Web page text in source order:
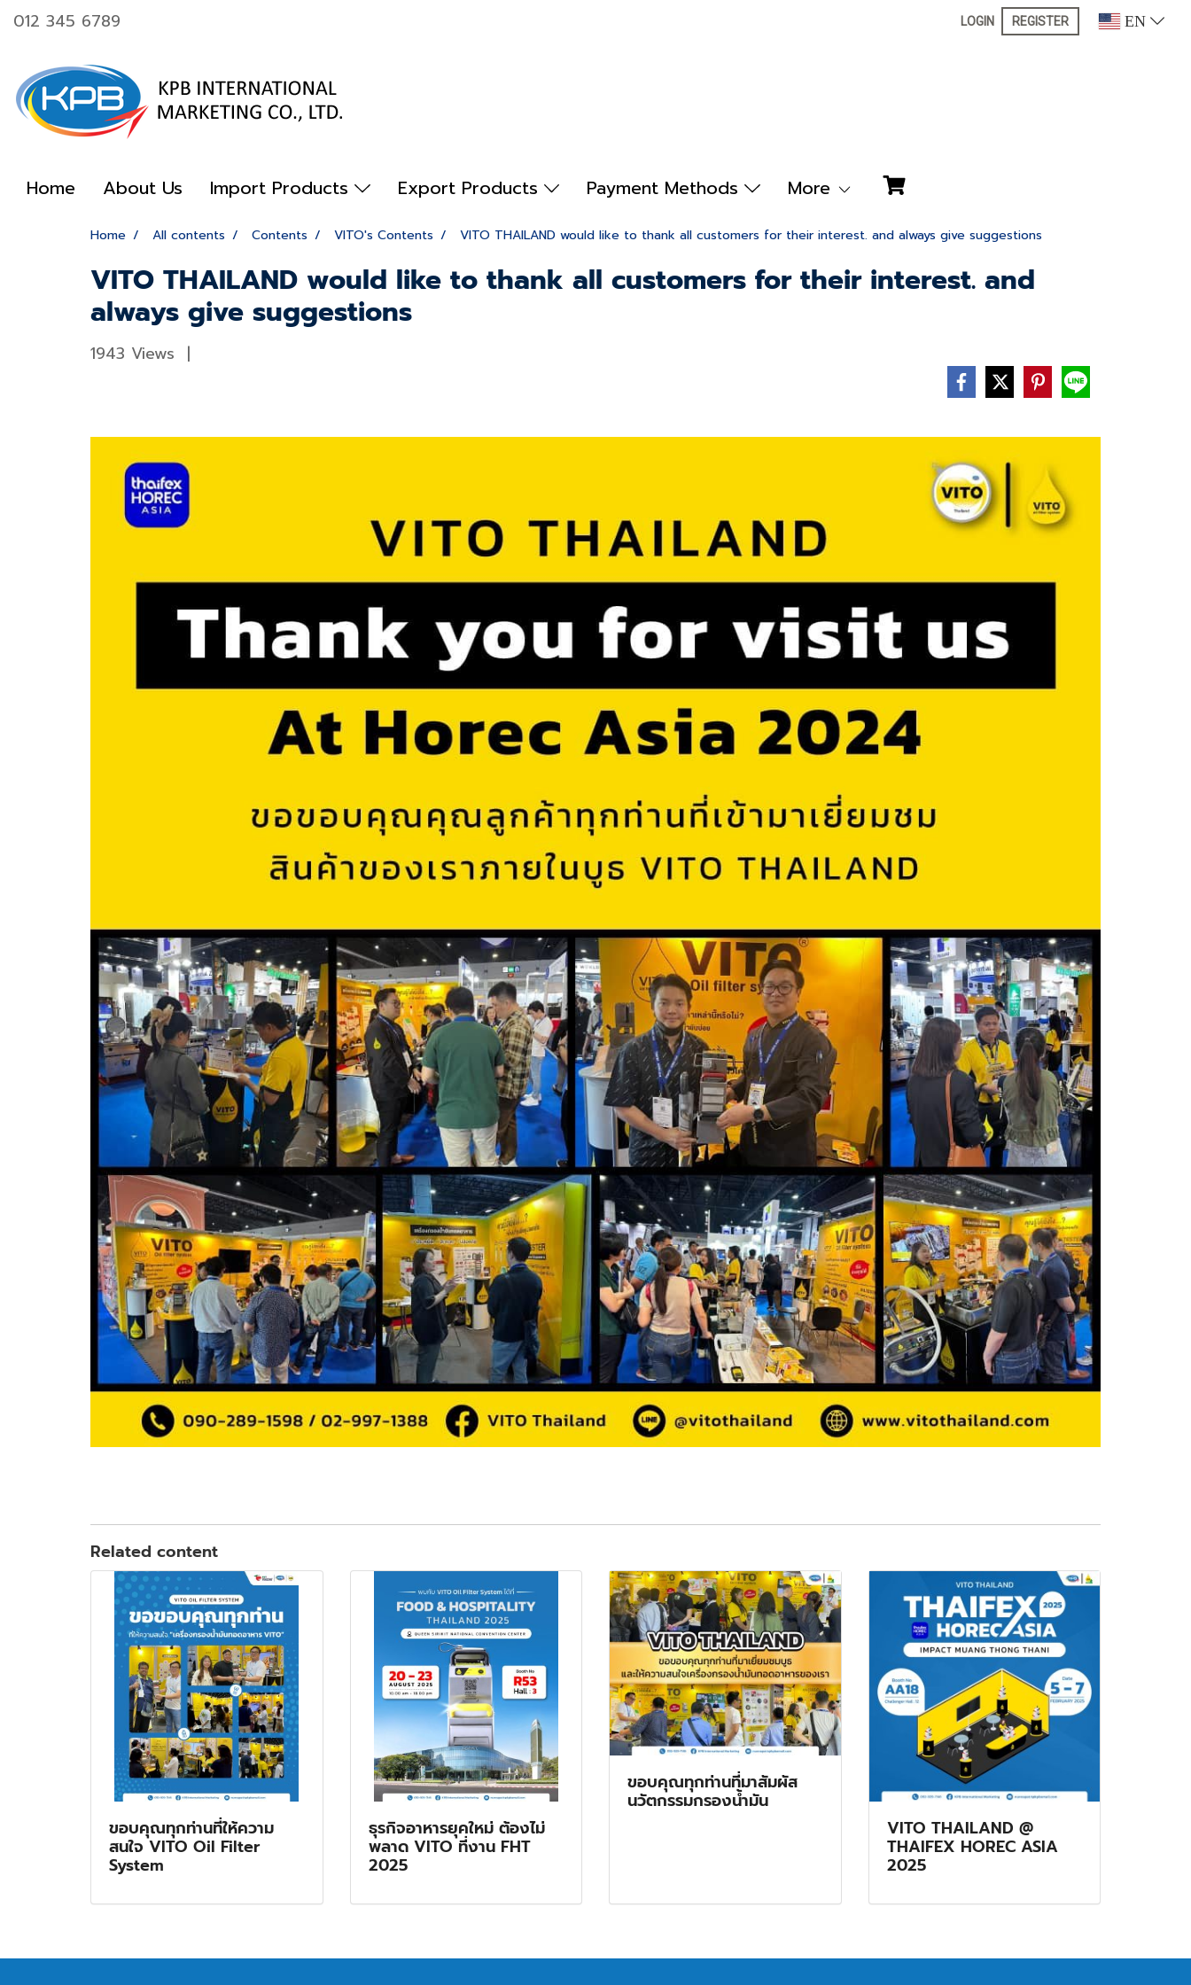
012 345 6789 LOGIN REGISTER EN
Home About Us Import Products Export Products Payment Methods More
Home All contents Contents VITO's Contents VITO THAILAND would like to thank all customers for their interest. and always give suggestions
VITO THAILAND would like to thank all customers for their interest. and
always give suggestions
1943 Views |
Related content
ขอบคุณทุกท่านที่ให้ความ
สนใจ VITO Oil Filter
System
ธุรกิจอาหารยุคใหม่ ต้องไม่
พลาด VITO ที่งาน FHT
2025
ขอบคุณทุกท่านที่มาสัมผัส
นวัตกรรมกรองน้ำมัน
VITO THAILAND @
THAIFEX HOREC ASIA
2025